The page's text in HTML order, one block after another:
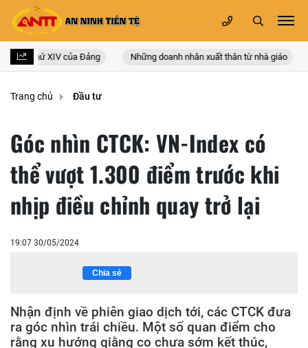
lần thứ XIV của Đảng Những doanh nhân xuất thân từ nhà giáo
Trang chủ Đầu tư
Góc nhìn CTCK: VN-Index có
thể vượt 1.300 điểm trước khi
nhịp điều chỉnh quay trở lại
19:07 30/05/2024
Chia sẻ
Nhận định về phiên giao dịch tới, các CTCK đưa
ra góc nhìn trái chiều. Một số quan điểm cho
rằng xu hướng giằng co chưa sớm kết thúc,